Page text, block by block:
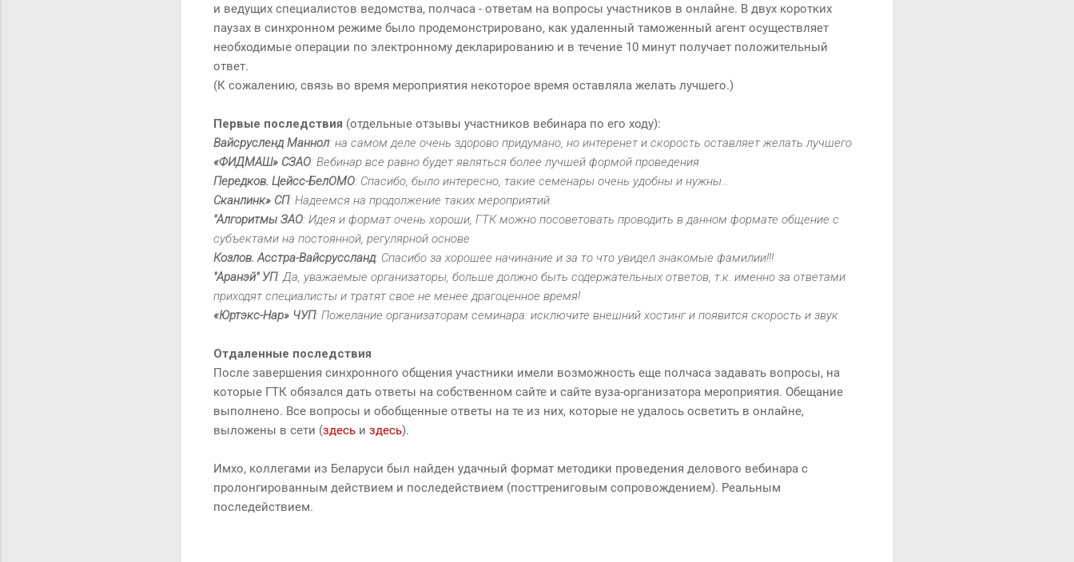
и ведущих специалистов ведомства, полчаса - ответам на вопросы участников в онлайне. В двух коротких
паузах в синхронном режиме было продемонстрировано, как удаленный таможенный агент осуществляет
необходимые операции по электронному декларированию и в течение 10 минут получает положительный
ответ.
(К сожалению, связь во время мероприятия некоторое время оставляла желать лучшего.)
Первые последствия (отдельные отзывы участников вебинара по его ходу):
Вайсрусленд Маннол: на самом деле очень здорово придумано, но интеренет и скорость оставляет желать лучшего
«ФИДМАШ» СЗАО: Вебинар все равно будет являться более лучшей формой проведения
Передков. Цейсс-БелОМО: Спасибо, было интересно, такие семенары очень удобны и нужны...
Сканлинк» СП: Надеемся на продолжение таких мероприятий.
"Алгоритмы ЗАО: Идея и формат очень хороши, ГТК можно посоветовать проводить в данном формате общение с
субъектами на постоянной, регулярной основе
Козлов. Асстра-Вайсруссланд: Спасибо за хорошее начинание и за то что увидел знакомые фамилии!!!
"Аранэй" УП: Да, уважаемые организаторы, больше должно быть содержательных ответов, т.к. именно за ответами
приходят специалисты и тратят свое не менее драгоценное время!
«Юртэкс-Нар» ЧУП: Пожелание организаторам семинара: исключите внешний хостинг и появится скорость и звук
Отдаленные последствия
После завершения синхронного общения участники имели возможность еще полчаса задавать вопросы, на
которые ГТК обязался дать ответы на собственном сайте и сайте вуза-организатора мероприятия. Обещание
выполнено. Все вопросы и обобщенные ответы на те из них, которые не удалось осветить в онлайне,
выложены в сети (здесь и здесь).
Имхо, коллегами из Беларуси был найден удачный формат методики проведения делового вебинара с
пролонгированным действием и последействием (посттрениговым сопровождением). Реальным
последействием.